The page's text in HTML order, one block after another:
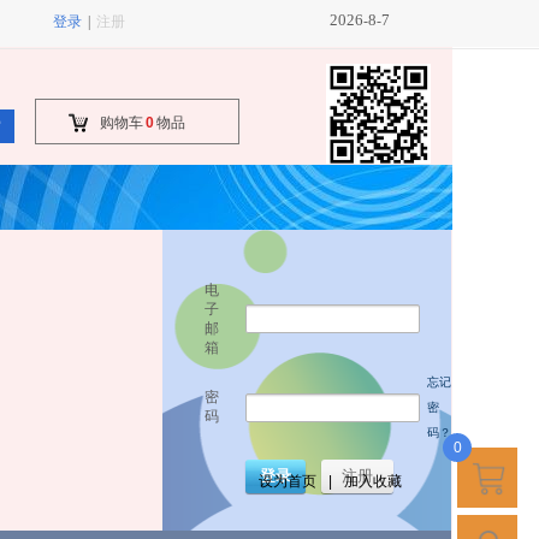
登录 注册 2026-8-7
购物车0物品
电
子
邮
箱
密
码
忘记
密
码？
登录 注册
设为首页 加入收藏
0